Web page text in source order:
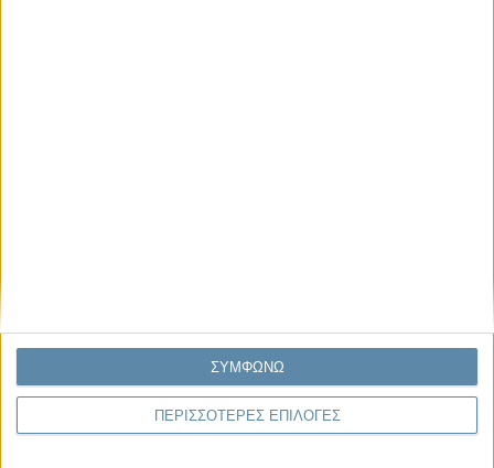
ΠΕΡΙΣΣΟΤΕΡΕΣ ΕΠΙΛΟΓΕΣ
ΣΥΜΦΩΝΩ
Να αφήνεις τους ανθρώπους να είναι (letting